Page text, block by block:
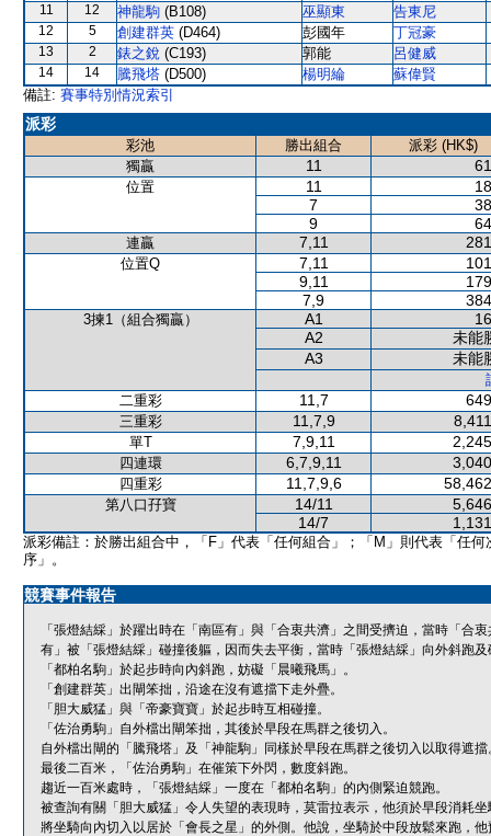
11 12 神龍駒 (B108) 巫顯東 告東尼
12 5 創建群英 (D464) 彭國年 丁冠豪
13 2 錶之銳 (C193) 郭能 呂健威
14 14 騰飛塔 (D500) 楊明綸
蘇偉賢
備註: 賽事特別情況索引
派彩
彩池 勝出組合
派彩 (HK$)
獨贏
11
位置 11
7
9
連贏 7,11
位置Q 7,11
9,11
7,9
3揀1（組合獨贏） A1
A2
未能
A3
未能
二重彩
11,7
三重彩 11,7,9
單T 7,9,11
四連環 6,7,9,11
四重彩 11,7,9,6
第八口孖寶 14/11
14/7
派彩備註：於勝出組合中，「F」代表「任何組合」；「M」則代表「任何
序」。
競賽事件報告
「張燈結綵」於躍出時在「南區有」與「合衷共濟」之間受擠迫，當時「合
有」被「張燈結綵」碰撞後軀，因而失去平衡，當時「張燈結綵」向外斜跑
「都柏名駒」於起步時向內斜跑，妨礙「晨曦飛馬」。
「創建群英」出閘笨拙，沿途在沒有遮擋下走外疊。
「胆大威猛」與「帝豪寶寶」於起步時互相碰撞。
「佐治勇駒」自外檔出閘笨拙，其後於早段在馬群之後切入。
自外檔出閘的「騰飛塔」及「神龍駒」同樣於早段在馬群之後切入以取得遮擋
最後二百米，「佐治勇駒」在催策下外閃，數度斜跑。
趨近一百米處時，「張燈結綵」一度在「都柏名駒」的內側緊迫競跑。
被查詢有關「胆大威猛」令人失望的表現時，莫雷拉表示，他須於早段消耗
將坐騎向內切入以居於「會長之星」的外側。他說，坐騎於中段放鬆來跑，